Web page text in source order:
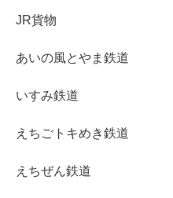
JR貨物
あいの風とやま鉄道
いすみ鉄道
えちごトキめき鉄道
えちぜん鉄道